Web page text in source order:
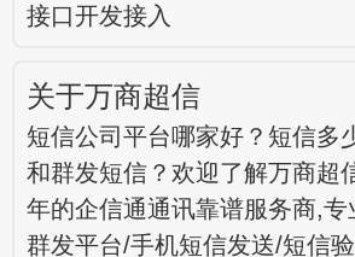
接口开发接入
关于万商超信
短信公司平台哪家好？短信多
和群发短信？欢迎了解万商超
年的企信通通讯靠谱服务商,
群发平台/手机短信发送/短信